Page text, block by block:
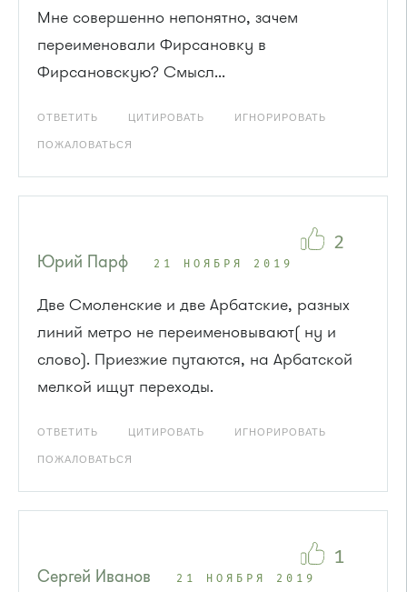
Мне совершенно непонятно, зачем
переименовали Фирсановку в
Фирсановскую? Смысл...
ОТВЕТИТЬ ЦИТИРОВАТЬ ИГНОРИРОВАТЬ
ПОЖАЛОВАТЬСЯ
Юрий Парф 21 НОЯБРЯ 2019
Две Смоленские и две Арбатские, разных
линий метро не переименовывают( ну и
слово). Приезжие путаются, на Арбатской
мелкой ищут переходы.
ОТВЕТИТЬ ЦИТИРОВАТЬ ИГНОРИРОВАТЬ
ПОЖАЛОВАТЬСЯ
2
Сергей Иванов 21 НОЯБРЯ 2019
1